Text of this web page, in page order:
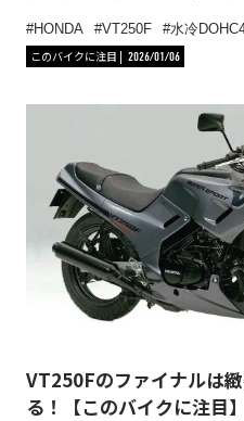
HONDA VT250F
水冷
このバイクに注目
2026/01/06
VT250Fのファイナルは
る！【このバイクに注目】